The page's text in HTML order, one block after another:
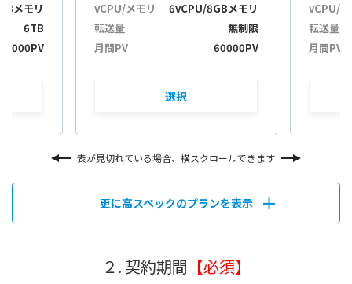
メモリ
6TB
vCPU/メモリ
6vCPU/8GBメモリ
転送量
無制限
月間PV
60000PV
選択
vCPU/
転送量
月間PV
表が見切れている場合、横スクロールできます
更に高スペックのプランを表示
２. 契約期間 【必須】